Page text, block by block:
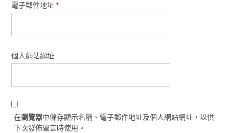
電子郵件地址 *
個人網站網址
在瀏覽器中儲存顯示名稱、電子郵件地址及個人網站網址，以供
下次發佈留言時使用。